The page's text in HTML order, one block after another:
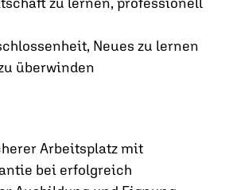
Neues zu lernen
überwinden
Arbeitsplatz mit
bei erfolgreich